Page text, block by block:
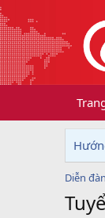
Diễn đàn